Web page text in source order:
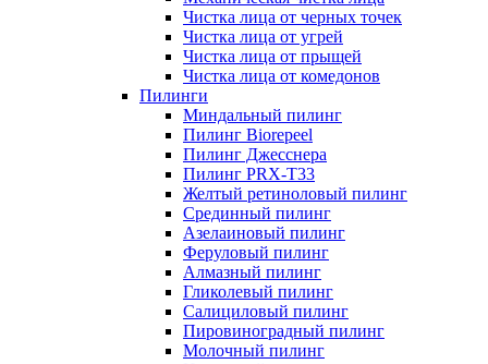
Чистка лица от черных точек
Чистка лица от угрей
Чистка лица от прыщей
Чистка лица от комедонов
Пилинги
Миндальный пилинг
Пилинг Biorepeel
Пилинг Джесснера
Пилинг PRX-T33
Желтый ретиноловый пилинг
Срединный пилинг
Азелаиновый пилинг
Феруловый пилинг
Алмазный пилинг
Гликолевый пилинг
Салициловый пилинг
Пировиноградный пилинг
Молочный пилинг